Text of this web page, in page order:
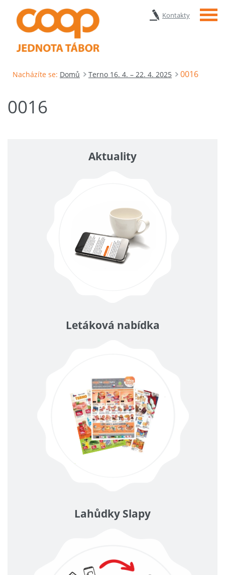
Kontakty Menu
Nacházíte se: Domů Terno 16. 4. – 22. 4. 2025 0016
0016
Aktuality
Letáková nabídka
Lahůdky Slapy